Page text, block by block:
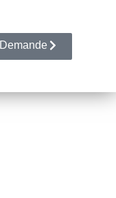
Demande